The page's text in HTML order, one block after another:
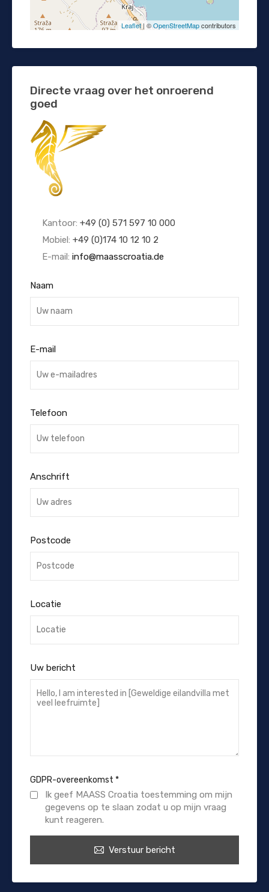
Leaflet| ©OpenStreetMapcontributors
Directe vraag over het onroerend
goed
Kantoor: +49 (0) 571 597 10 000
Mobiel: +49 (0)174 10 12 10 2
E-mail: info@maasscroatia.de
Naam
E-mail
Telefoon
Anschrift
Postcode
Locatie
Uw bericht
GDPR-overeenkomst *
Ik geef MAASS Croatia toestemming om mijn
gegevens op te slaan zodat u op mijn vraag
kunt reageren.
Verstuur bericht